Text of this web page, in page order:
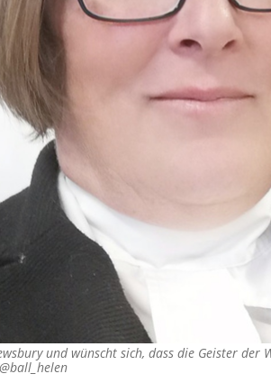
und wünscht sich, dass die Geister der